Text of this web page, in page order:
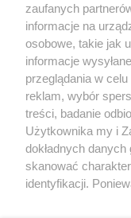
Więcej
Partnerzy
Praca
zaufanych
informacje na
osobowe, takie jak
informacje
przeglądania w
reklam, wybór
treści, badanie
Użytkownika my i
dokładnych
skanować
identyfikacji.